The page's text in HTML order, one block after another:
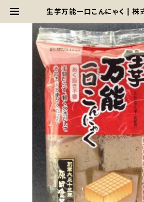
生芋万能一口こんにゃく |